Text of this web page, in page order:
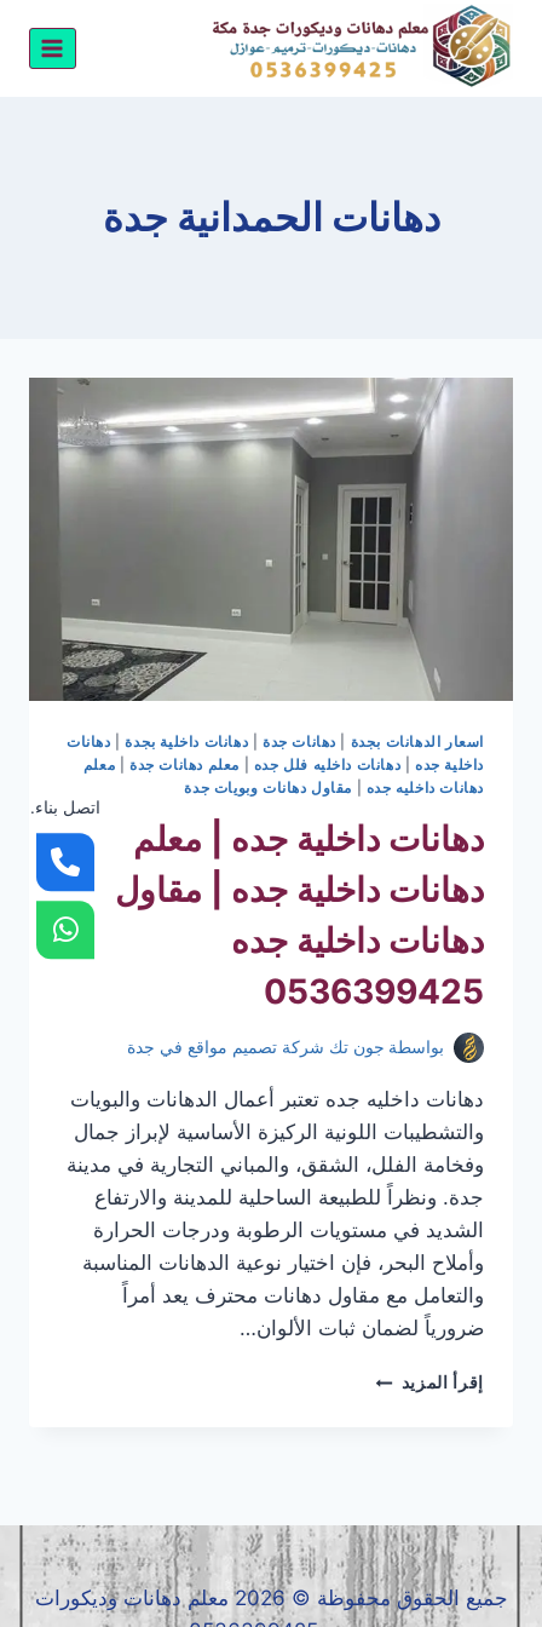
التجاوز
المحتوى
دهانات الحمدانية جدة
اسعار الدهانات بجدة دهانات جدة دهانات داخلية بجدة| دهانات
داخلية جده| دهانات داخليه فلل جده معلم دهانات جدة| معلم
دهانات داخليه جده
مقاول دهانات وبويات جدة
دهانات داخلية جده | معلم
دهانات داخلية جده | مقاول
دهانات داخلية جده
0536399425
بواسطة جون تك شركة تصميم مواقع في جدة
دهانات داخليه جده تعتبر أعمال الدهانات والبويات
والتشطيبات اللونية الركيزة الأساسية لإبراز جمال
وفخامة الفلل، الشقق، والمباني التجارية في مدينة
جدة. ونظراً للطبيعة الساحلية للمدينة والارتفاع
الشديد في مستويات الرطوبة ودرجات الحرارة
وأملاح البحر، فإن اختيار نوعية الدهانات المناسبة
والتعامل مع مقاول دهانات محترف يعد أمراً
ضرورياً لضمان ثبات الألوان…
إقرأ المزيد دهانات
داخلية
جده
|
مقاول
جميع الحقوق محفوظة © 2026 معلم دهانات وديكورات
اتصل بناء.